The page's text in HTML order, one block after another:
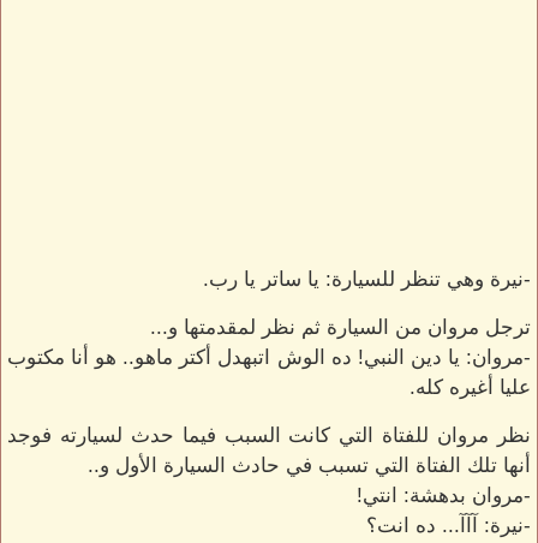
-نيرة وهي تنظر للسيارة: يا ساتر يا رب.
ترجل مروان من السيارة ثم نظر لمقدمتها و...
-مروان: يا دين النبي! ده الوش اتبهدل أكتر ماهو.. هو أنا مكتوب
عليا أغيره كله.
نظر مروان للفتاة التي كانت السبب فيما حدث لسيارته فوجد
أنها تلك الفتاة التي تسبب في حادث السيارة الأول و..
-مروان بدهشة: انتي!
-نيرة: آآآ... ده انت؟